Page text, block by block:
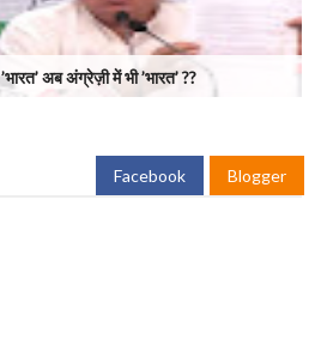
’भारत’ अब अंग्रेज़ी में भी ’भारत’ ??
Facebook Blogger